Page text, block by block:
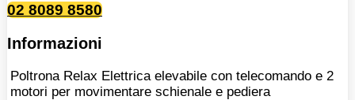
02 8089 8580
Informazioni
Poltrona Relax Elettrica elevabile con telecomando e 2
motori per movimentare schienale e pediera